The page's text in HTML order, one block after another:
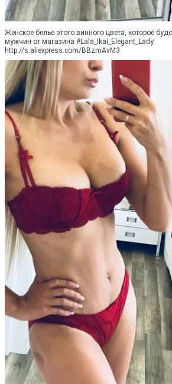
Женское белье этого винного цвета, которое
мужчин от магазина #Lala_Ikai_Elegant_Lady
http://s.aliexpress.com/BBzmAvM3